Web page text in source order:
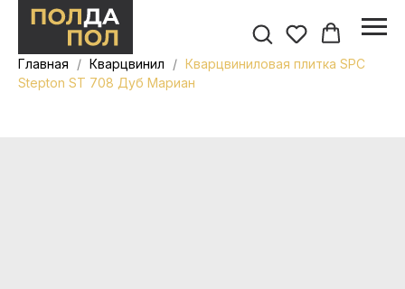
Главная Кварцвинил
Кварцвиниловая плитка SPC
Stepton ST 708 Дуб Мариан